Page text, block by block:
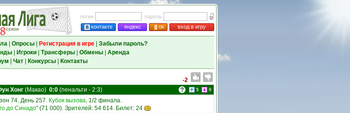
логин
пароль
контакте
яндекс ок вход в игру
| Опросы| Регистрация в игре| Забыли пароль?
| Игроки| Трансферы| Обмены| Аренда
Чат| Конкурсы| Контакты
-2
Хонг (Макао) 0:0 (пенальти - 2:3) 5 0
74. День 257. Кубок вызова, 1/2 финала.
до Синадо" (71 000). Зрителей: 54 614. Билет: 24